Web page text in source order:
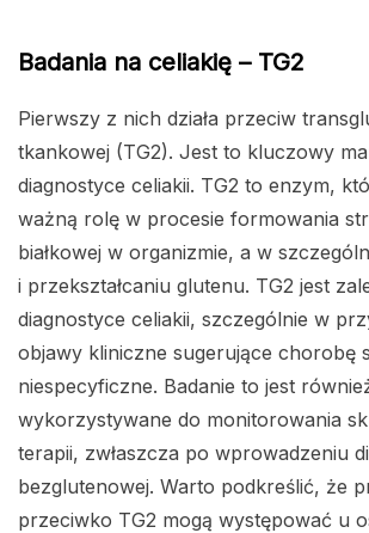
Badania na celiakię – TG2
Pierwszy z nich działa przeciw
tkankowej (TG2). Jest to kluczowy
diagnostyce celiakii. TG2 to enzym,
ważną rolę w procesie formowania
białkowej w organizmie, a w
i przekształcaniu glutenu. TG2 jest
diagnostyce celiakii, szczególnie w
objawy kliniczne sugerujące chorobę
niespecyficzne. Badanie to jest
wykorzystywane do monitorowania
terapii, zwłaszcza po wprowadzeniu
bezglutenowej. Warto podkreślić, że
przeciwko TG2 mogą występować u